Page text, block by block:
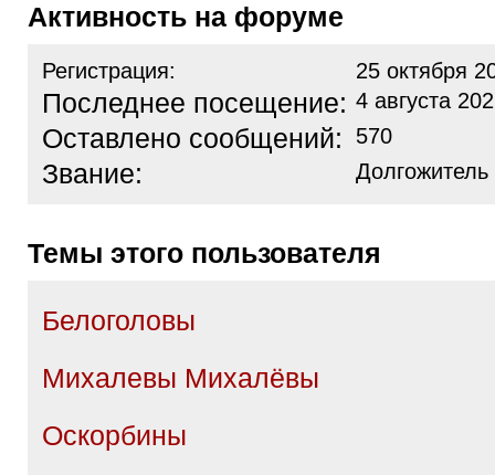
Активность на форуме
Регистрация: 25 октября
Последнее посещение: 4 августа
Оставлено сообщений: 570
Звание:
Темы этого пользователя
Белоголовы
Михалевы Михалёвы
Оскорбины